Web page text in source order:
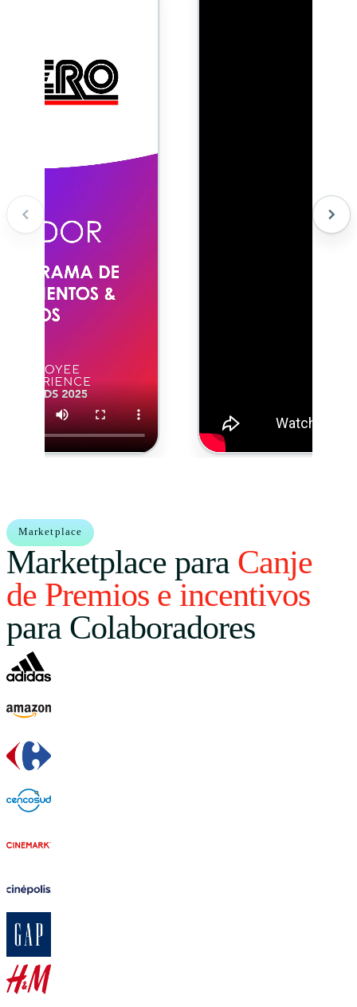
Marketplace
Marketplace para Canje
de Premios e incentivos
para Colaboradores